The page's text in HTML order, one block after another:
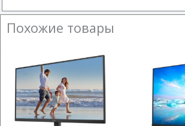
Похожие товары